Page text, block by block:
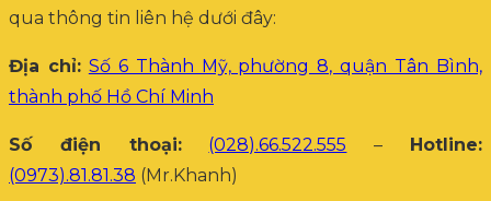
qua thông tin liên hệ dưới đây:
Địa chỉ: Số 6 Thành Mỹ, phường 8, quận Tân Bình,
thành phố Hồ Chí Minh
Số điện thoại: (028).66.522.555 –
Hotline:
(0973).81.81.38 (Mr.Khanh)